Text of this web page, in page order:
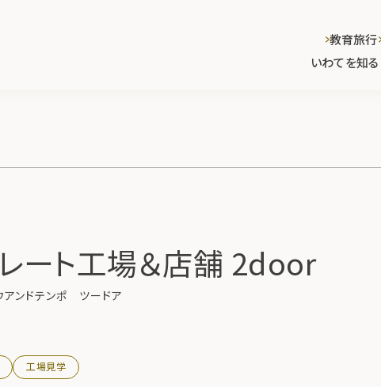
いわてを知る
教育旅行
ート工場＆店舗 2door
アンドテンポ ツードア
工場見学